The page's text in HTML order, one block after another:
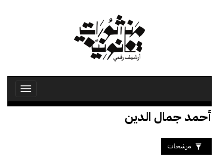
Toggle
أحمد جمال الدين
مرشحات